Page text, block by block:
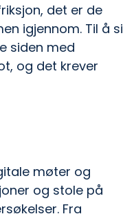
det er de
igjennom. Til å si
siden med
og det krever
møter og
og stole på
Fra